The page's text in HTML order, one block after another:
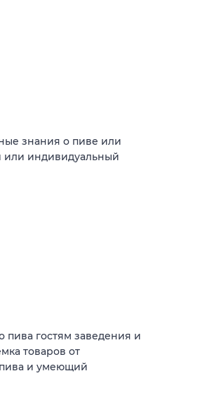
знания о пиве или
или индивидуальный
пива гостям заведения и
товаров от
и умеющий